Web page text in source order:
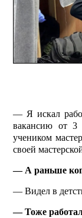
— Я искал
вакансию от 3
учеником
своей
— А раньше
— Видел в
— Тоже